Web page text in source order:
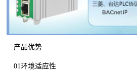
产品优势
01环境适应性